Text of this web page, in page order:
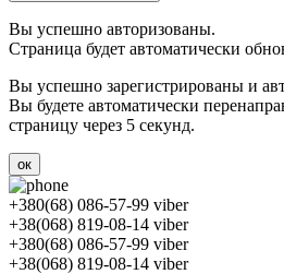
Вы успешно авторизованы.
Страница будет автоматически
Вы успешно зарегистрированы и
Вы будете автоматически
страницу через 5 секунд.
ок
+380(68) 086-57-99 viber
+38(068) 819-08-14 viber
+380(68) 086-57-99 viber
+38(068) 819-08-14 viber